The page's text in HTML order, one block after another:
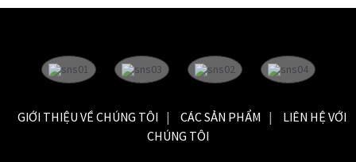
GIỚI THIỆU VỀ CHÚNG TÔI CÁC SẢN PHẨM
LIÊN HỆ VỚI
CHÚNG TÔI